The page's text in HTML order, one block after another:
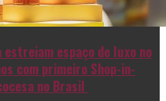
espaço de luxo no
com primeiro Shop-in-
no Brasil